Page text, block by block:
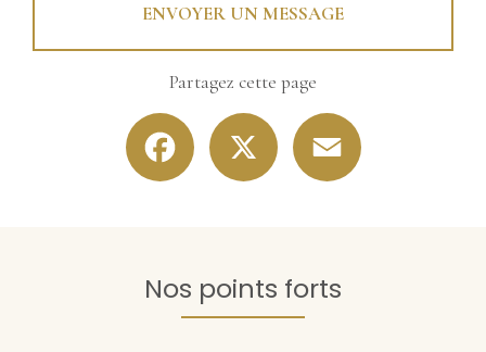
ENVOYER UN MESSAGE
Partagez cette page
Facebook
Nos points forts